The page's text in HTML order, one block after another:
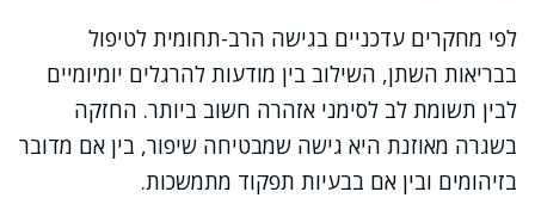
לפי מחקרים עדכניים בגישה הרב-תחומית לטיפול
בבריאות השתן, השילוב בין מודעות להרגלים יומיומיים
לבין תשומת לב לסימני אזהרה חשוב ביותר. החזקה
בשגרה מאוזנת היא גישה שמבטיחה שיפור, בין אם מדובר
בזיהומים ובין אם בבעיות תפקוד מתמשכות.